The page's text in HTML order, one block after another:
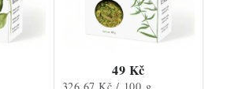
49 Kč
Měrná
326,67 Kč / 100 g